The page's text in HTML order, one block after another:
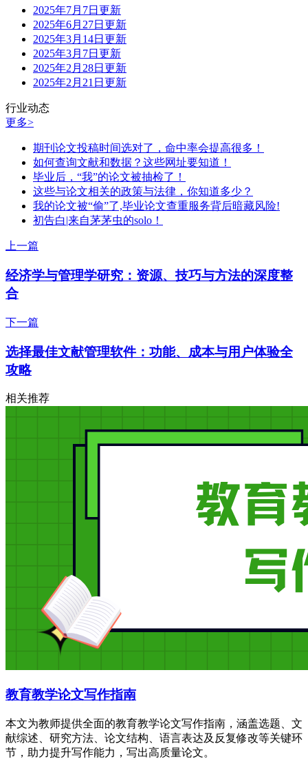
2025年7月7日更新
2025年6月27日更新
2025年3月14日更新
2025年3月7日更新
2025年2月28日更新
2025年2月21日更新
行业动态
更多>
期刊论文投稿时间选对了，命中率会提高很多！
如何查询文献和数据？这些网址要知道！
毕业后，“我”的论文被抽检了！
这些与论文相关的政策与法律，你知道多少？
我的论文被“偷”了,毕业论文查重服务背后暗藏风险!
初告白|来自茅茅虫的solo！
上一篇
经济学与管理学研究：资源、技巧与方法的深度整
合
下一篇
选择最佳文献管理软件：功能、成本与用户体验全
攻略
相关推荐
教育教学论文写作指南
本文为教师提供全面的教育教学论文写作指南，涵盖选题、文
献综述、研究方法、论文结构、语言表达及反复修改等关键环
节，助力提升写作能力，写出高质量论文。